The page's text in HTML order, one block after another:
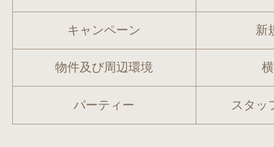
キャンペーン 新
物件及び周辺環境
パーティー スタッ